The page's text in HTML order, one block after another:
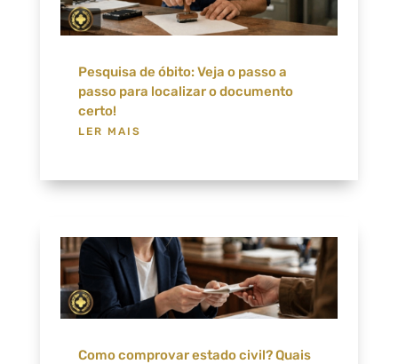
Pesquisa de óbito: Veja o passo a
passo para localizar o documento
certo!
LER MAIS
Como comprovar estado civil? Quais